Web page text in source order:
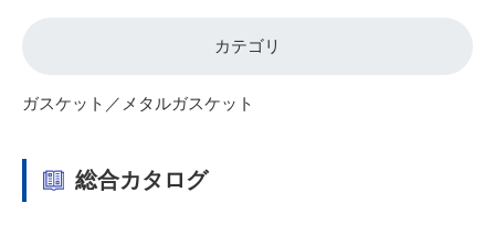
カテゴリ
ガスケット／メタルガスケット
総合カタログ